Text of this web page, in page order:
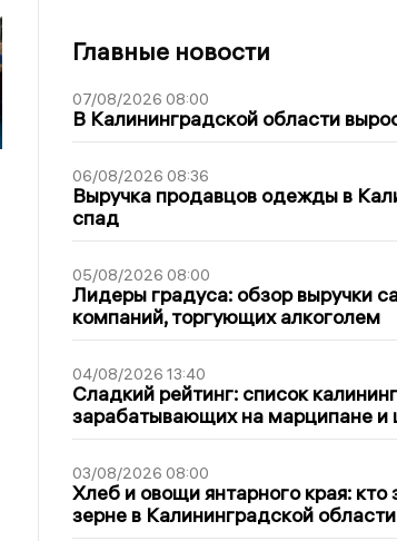
Главные новости
07/08/2026 08:00
В Калининградской области
06/08/2026 08:36
Выручка продавцов одежды в
спад
05/08/2026 08:00
Лидеры градуса: обзор выручки
компаний, торгующих алкоголем
04/08/2026 13:40
Сладкий рейтинг: список
зарабатывающих на марципане и
03/08/2026 08:00
Хлеб и овощи янтарного края:
зерне в Калининградской области